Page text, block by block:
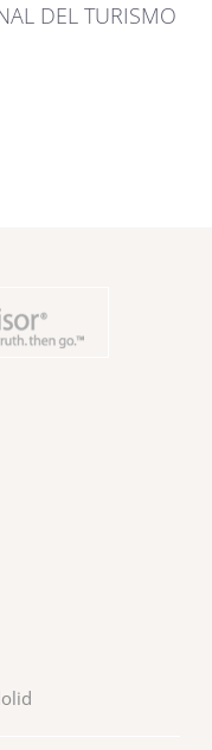
DEL TURISMO